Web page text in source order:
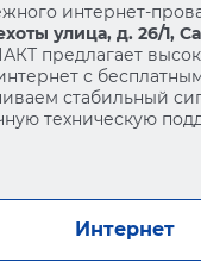
интернет-
улица, д. 26/1,
предлагает
с
стабильный
техническую
Интернет